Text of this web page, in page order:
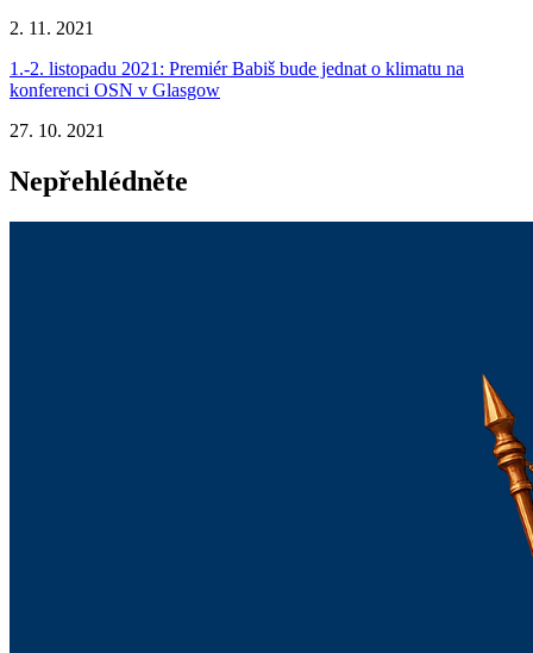
2. 11. 2021
1.-2. listopadu 2021: Premiér Babiš bude jednat o klimatu na
konferenci OSN v Glasgow
27. 10. 2021
Nepřehlédněte